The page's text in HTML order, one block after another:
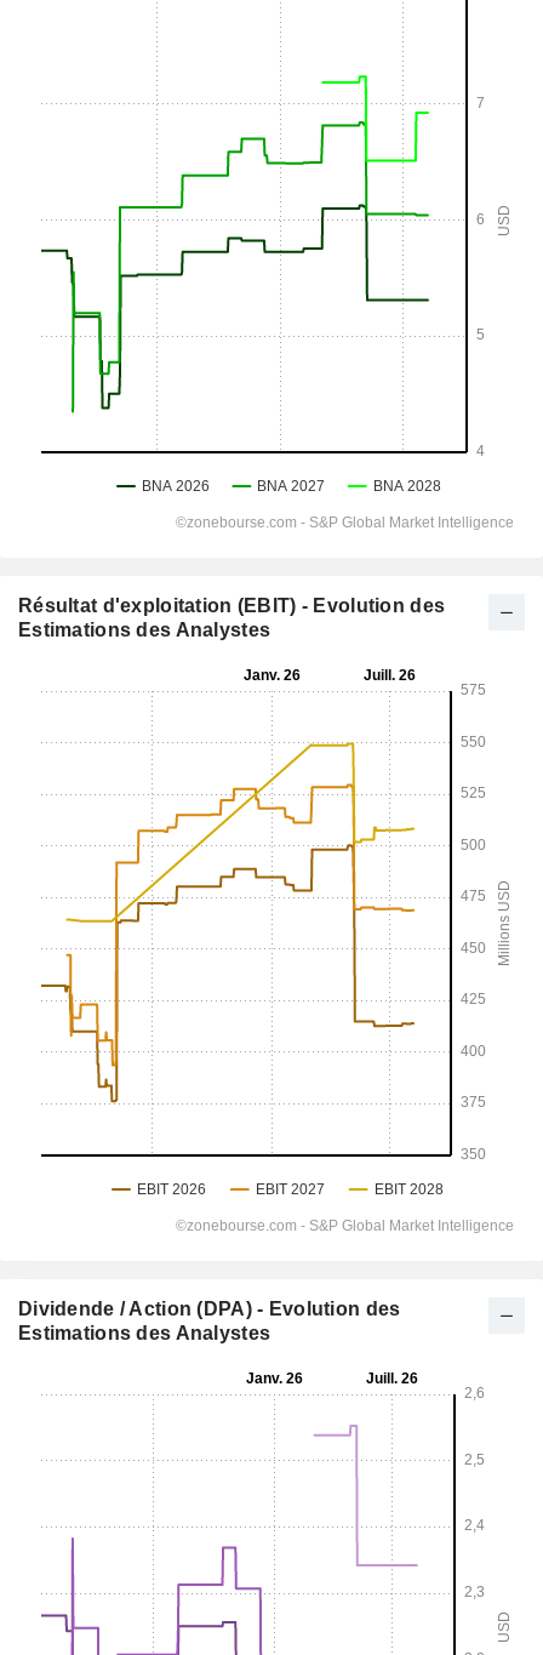
Résultat d'exploitation (EBIT) - Evolution des
Estimations des Analystes
Dividende / Action (DPA) - Evolution des
Estimations des Analystes